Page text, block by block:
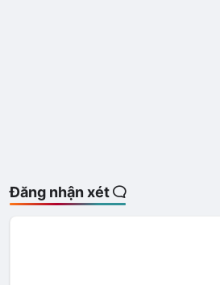
Đăng nhận xét